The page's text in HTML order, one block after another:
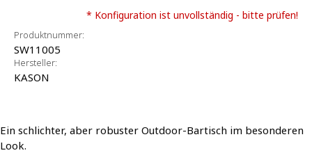
* Konfiguration ist unvollständig - bitte prüfen!
Produktnummer:
SW11005
Hersteller:
KASON
Ein schlichter, aber robuster Outdoor-Bartisch im besonderen
Look.